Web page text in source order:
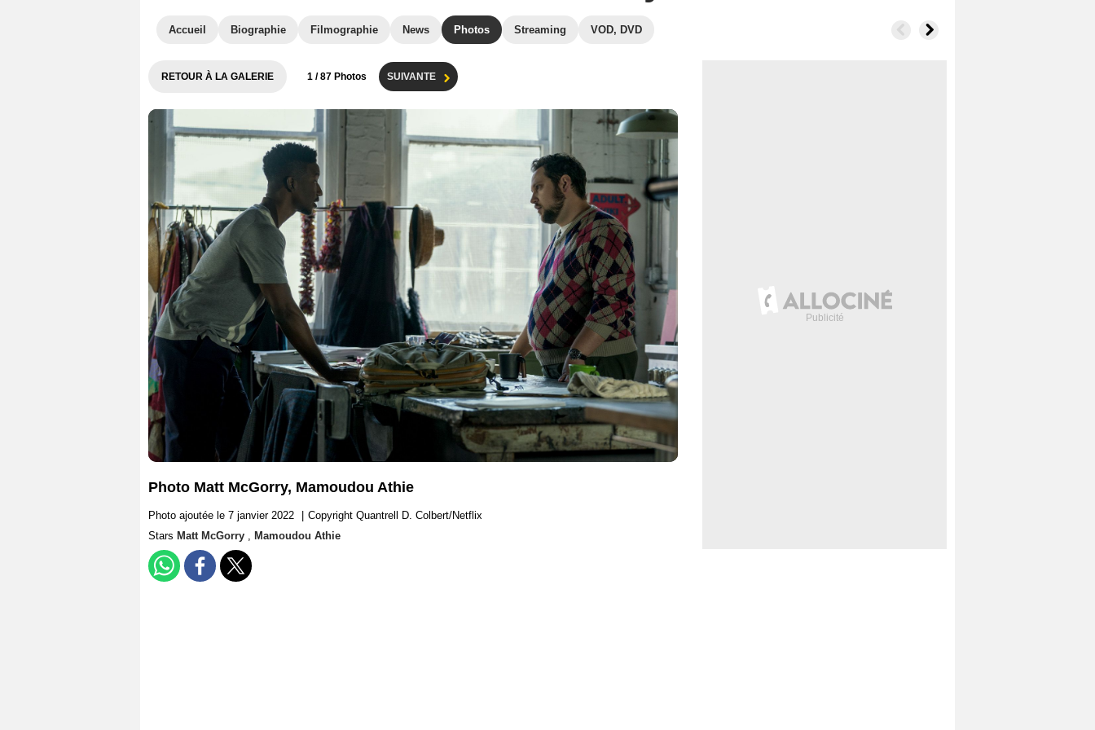
Accueil Biographie Filmographie News Photos Streaming VOD, DVD
RETOUR À LA GALERIE 1 / 87 Photos SUIVANTE
Photo Matt McGorry, Mamoudou Athie
Photo ajoutée le 7 janvier 2022
Copyright Quantrell D. Colbert/Netflix
Stars Matt McGorry , Mamoudou Athie